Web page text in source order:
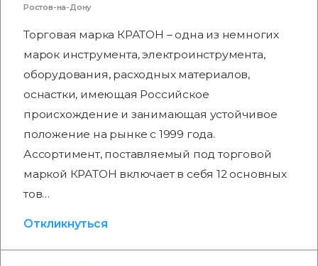
Ростов-на-Дону
Торговая марка КРАТОН – одна из немногих
марок инструмента, электроинструмента,
оборудования, расходных материалов,
оснастки, имеющая Российское
происхождение и занимающая устойчивое
положение на рынке с 1999 года.
Ассортимент, поставляемый под торговой
маркой КРАТОН включает в себя 12 основных
тов…
Откликнуться